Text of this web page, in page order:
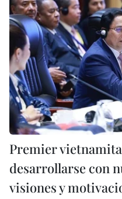
Premier vietnamita
desarrollarse con
visiones y